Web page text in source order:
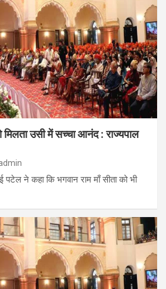
उसी में सच्चा आनंद : राज्यपाल
पटेल ने कहा कि भगवान राम माँ सीता को भी